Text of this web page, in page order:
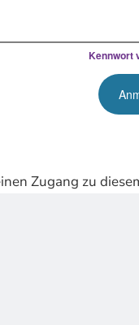
Kennwort
Zugang zu